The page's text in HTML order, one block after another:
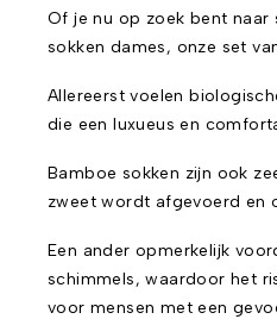
Of je nu op zoek bent naar
sokken dames, onze set
Allereerst voelen
die een luxueus en
Bamboe sokken zijn ook
zweet wordt afgevoerd en
Een ander opmerkelijk
schimmels, waardoor het
voor mensen met een